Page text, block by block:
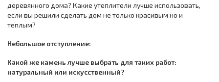
деревянного дома? Какие утеплители лучше использовать,
если вы решили сделать дом не только красивым но и
теплым?
Небольшое отступление:
Какой же камень лучше выбрать для таких работ:
натуральный или искусственный?